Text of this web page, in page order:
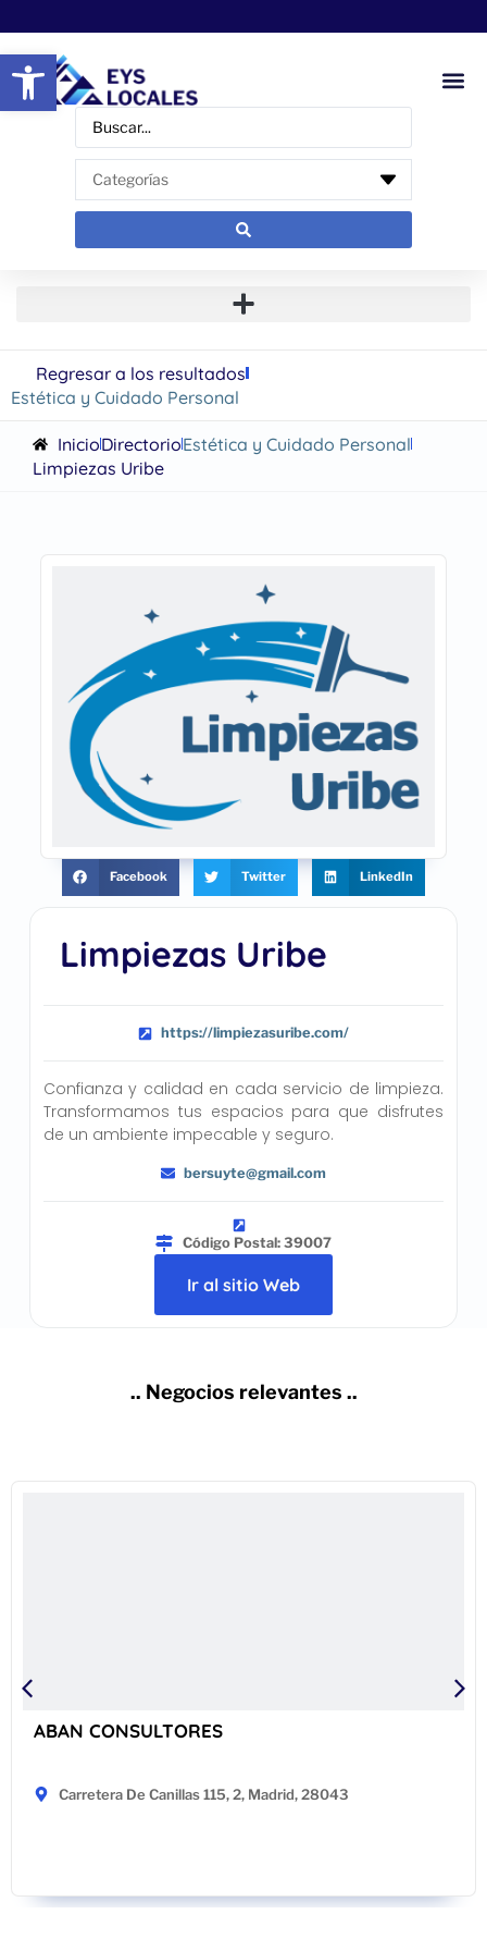
Abrir barra de herramientas
Regresar a los resultados
Estética y Cuidado Personal
InicioDirectorioEstética y Cuidado Personal
Limpiezas Uribe
Limpiezas Uribe
https://limpiezasuribe.com/
Confianza y calidad en cada servicio de limpieza.
Transformamos tus espacios para que disfrutes
de un ambiente impecable y seguro.
bersuyte@gmail.com
Código Postal: 39007
Ir al sitio Web
Facebook Twitter LinkedIn
.. Negocios relevantes ..
ABAN CONSULTORES
Carretera De Canillas 115, 2, Madrid, 28043